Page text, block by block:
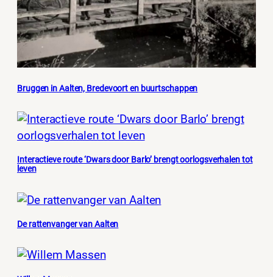
Bruggen in Aalten, Bredevoort en buurtschappen
Interactieve route ‘Dwars door Barlo’ brengt oorlogsverhalen tot
leven
De rattenvanger van Aalten